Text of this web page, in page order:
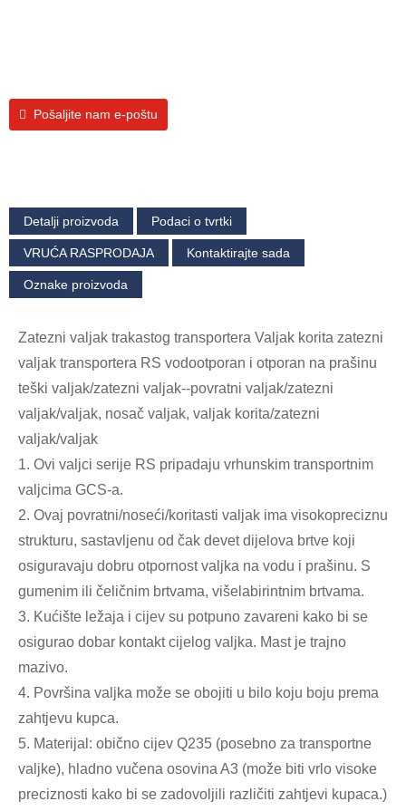
Pošaljite nam e-poštu
Detalji proizvoda Podaci o tvrtki
VRUĆA RASPRODAJA Kontaktirajte sada
Oznake proizvoda
Zatezni valjak trakastog transportera Valjak korita zatezni
valjak transportera RS vodootporan i otporan na prašinu
teški valjak/zatezni valjak--povratni valjak/zatezni
valjak/valjak, nosač valjak, valjak korita/zatezni
valjak/valjak
1. Ovi valjci serije RS pripadaju vrhunskim transportnim
valjcima GCS-a.
2. Ovaj povratni/noseći/koritasti valjak ima visokopreciznu
strukturu, sastavljenu od čak devet dijelova brtve koji
osiguravaju dobru otpornost valjka na vodu i prašinu. S
gumenim ili čeličnim brtvama, višelabirintnim brtvama.
3. Kućište ležaja i cijev su potpuno zavareni kako bi se
osigurao dobar kontakt cijelog valjka. Mast je trajno
mazivo.
4. Površina valjka može se obojiti u bilo koju boju prema
zahtjevu kupca.
5. Materijal: obično cijev Q235 (posebno za transportne
valjke), hladno vučena osovina A3 (može biti vrlo visoke
preciznosti kako bi se zadovoljili različiti zahtjevi kupaca.)